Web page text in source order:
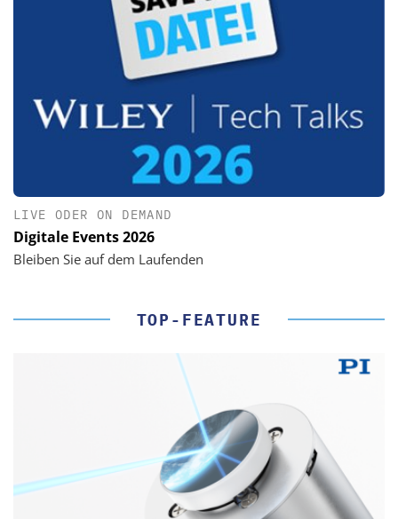
LIVE ODER ON DEMAND
Digitale Events 2026
Bleiben Sie auf dem Laufenden
TOP-FEATURE